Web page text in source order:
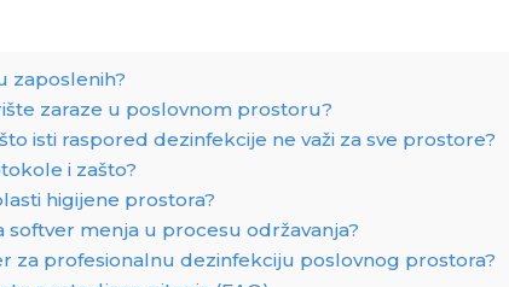
zaposlenih?
zaraze u poslovnom prostoru?
isti raspored dezinfekcije ne važi za sve prostore?
i zašto?
higijene prostora?
softver menja u procesu održavanja?
za profesionalnu dezinfekciju poslovnog prostora?